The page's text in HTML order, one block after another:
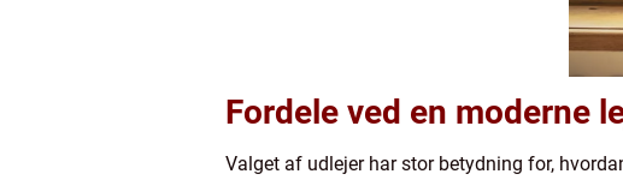
Fordele ved en moderne
Valget af udlejer har stor betydning for,